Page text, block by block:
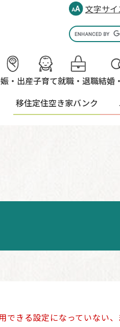
文字サ
Google
カ
ス
タ
ム
索
・出産子育て就職・退職結婚
移住定住空き家バンク
できる設定になっていない